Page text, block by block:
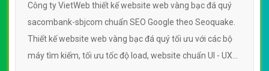
Công ty VietWeb thiết kế website web vàng bạc đá quý
sacombank-sbjcom chuẩn SEO Google theo Seoquake.
Thiết kế website web vàng bạc đá quý tối ưu với các bộ
máy tìm kiếm, tối ưu tốc độ load, website chuẩn UI - UX